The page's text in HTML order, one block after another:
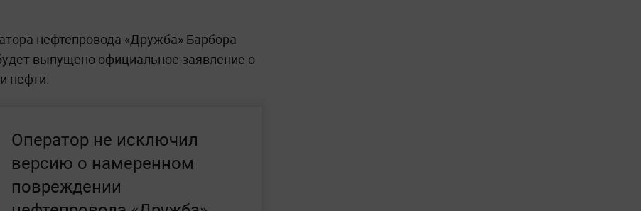
нефтепровода «Дружба» Барбора
выпущено официальное заявление о
нефти.
Оператор не исключил
версию о намеренном
повреждении